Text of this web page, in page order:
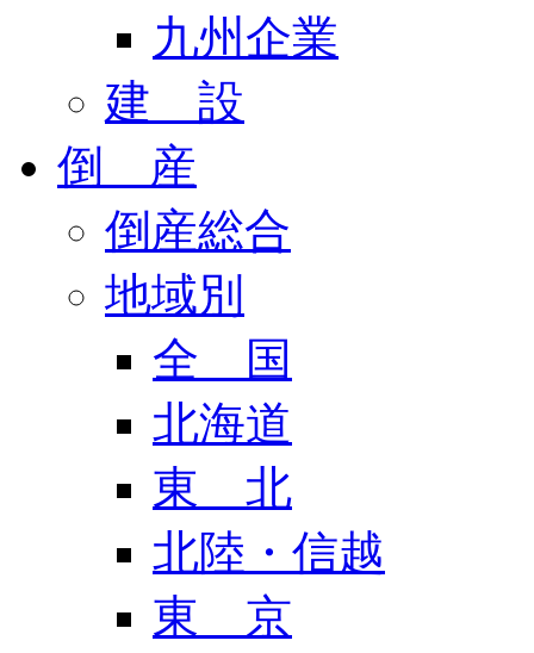
九州企業
建 設
倒 産
倒産総合
地域別
全 国
北海道
東 北
北陸・信越
東 京